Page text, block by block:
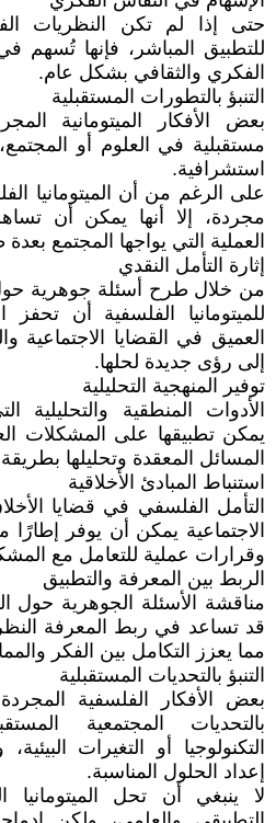
حتى إذا لم تكن النظريات
للتطبيق المباشر، فإنها تُسهم
الفكري والثقافي بشكل عام.
التنبؤ بالتطورات المستقبلية
بعض الأفكار الميتومانية
مستقبلية في العلوم أو
استشرافية.
على الرغم من أن الميتومانيا
مجردة، إلا أنها يمكن أن
العملية التي يواجها المجتمع
إثارة التأمل النقدي
من خلال طرح أسئلة جوهرية حول
للميتومانيا الفلسفية أن تحفز
العميق في القضايا الاجتماعية
إلى رؤى جديدة لحلها.
توفير المنهجية التحليلية
الأدوات المنطقية والتحليلية
يمكن تطبيقها على المشكلات
المسائل المعقدة وتحليلها
استنباط المبادئ الأخلاقية
التأمل الفلسفي في قضايا
الاجتماعية يمكن أن يوفر
وقرارات عملية للتعامل مع
الربط بين المعرفة والتطبيق
مناقشة الأسئلة الجوهرية حول
قد تساعد في ربط المعرفة
مما يعزز التكامل بين الفكر
التنبؤ بالتحديات المستقبلية
بعض الأفكار الفلسفية
بالتحديات المجتمعية
التكنولوجيا أو التغيرات
إعداد الحلول المناسبة.
لا ينبغي أن تحل